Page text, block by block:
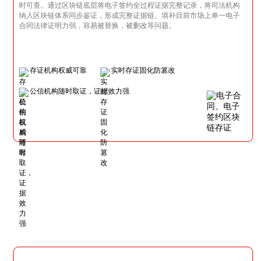
时可查。通过区块链底层将电子签约全过程证据完整记录，将司法机构
纳入区块链体系同步鉴证，形成完整证据链。填补目前市场上单一电子
合同法律证明力弱，容易被替换，被删改等问题。
存证机构权威可靠 实时存证固化防篡改
公信机构随时取证，证据效力强